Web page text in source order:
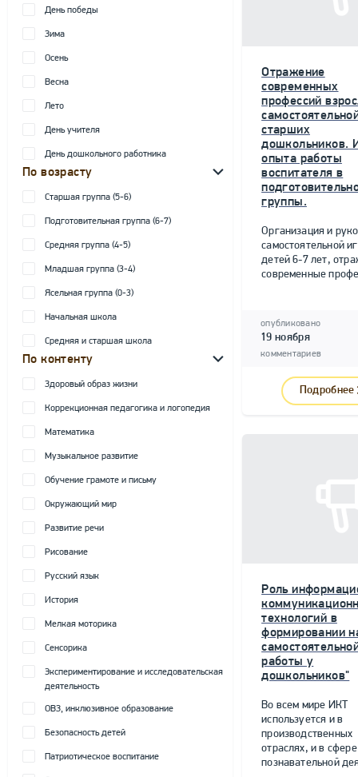
День победы
Зима
Осень
Весна
Лето
День учителя
День дошкольного работника
По возрасту
Старшая группа (5-6)
Подготовительная группа (6-7)
Средняя группа (4-5)
Младшая группа (3-4)
Ясельная группа (0-3)
Начальная школа
Средняя и старшая школа
По контенту
Здоровый образ жизни
Коррекционная педагогика и логопедия
Математика
Музыкальное развитие
Обучение грамоте и письму
Окружающий мир
Развитие речи
Рисование
Русский язык
История
Мелкая моторика
Сенсорика
Экспериментирование и исследовательская
деятельность
ОВЗ, инклюзивное образование
Безопасность детей
Патриотическое воспитание
Отражение
современных
профессий
старших
дошкольников.
опыта работы
воспитателя в
группы.
Организация и
самостоятельной
детей 6-7 лет,
современные
опубликовано
19 ноября
комментариев
Подробнее
Роль
технологий в
формировании
работы у
дошкольников"
Во всем мире ИКТ
используется и в
производственных
отраслях, и в сфере
познавательной